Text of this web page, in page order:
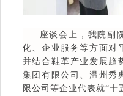
座谈会上，我院副
化、企业服务等方面对
并结合鞋革产业发展趋
集团有限公司、温州秀
限公司等企业代表就“十